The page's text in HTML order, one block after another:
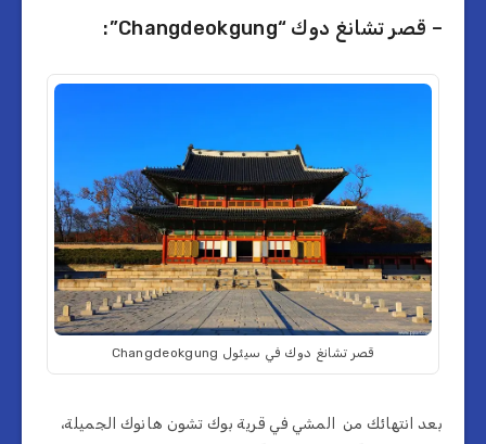
– قصر تشانغ دوك “Changdeokgung”:
قصر تشانغ دوك في سيئول Changdeokgung
بعد انتهائك من المشي في قرية بوك تشون هانوك الجميلة،